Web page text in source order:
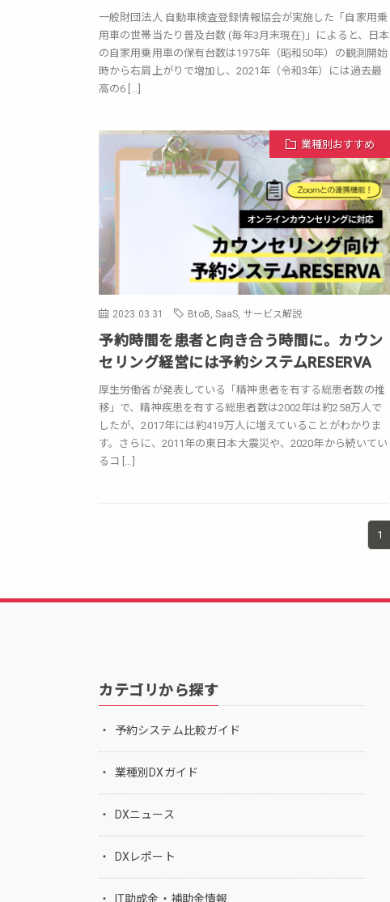
一般財団法人 自動車検査登録情報協会が実施した「自家用乗
用車の世帯当たり普及台数 (毎年3月末現在)」によると、日本
の自家用乗用車の保有台数は1975年（昭和50年）の観測開始
時から右肩上がりで増加し、2021年（令和3年）には過去最
高の6 […]
業種別おすすめ
2023.03.31 BtoB, SaaS, サービス解説
予約時間を患者と向き合う時間に。カウン
セリング経営には予約システムRESERVA
厚生労働省が発表している「精神患者を有する総患者数の推
移」で、精神疾患を有する総患者数は2002年は約258万人で
したが、2017年には約419万人に増えていることがわかりま
す。さらに、2011年の東日本大震災や、2020年から続いてい
るコ […]
1
カテゴリから探す
予約システム比較ガイド
業種別DXガイド
DXニュース
DXレポート
IT助成金・補助金情報